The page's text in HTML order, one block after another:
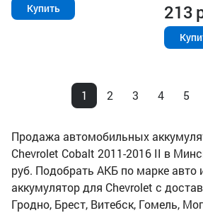
Купить 213
1 2 3 4 5
Продажа автомобильных
Chevrolet Cobalt 2011-2016 II в
руб. Подобрать АКБ по марке авто
аккумулятор для Chevrolet с
Гродно, Брест, Витебск, Гомель,